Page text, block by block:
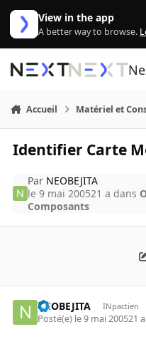
Aller au contenu
View in the app
A better way to browse.
Accueil Matériel et
Identifier Carte
Par NEOBEJITA
le 9 mai 200521 a dans
Composants
NEOBEJITA INpactien
Posté(e) le 9 mai 200521 a